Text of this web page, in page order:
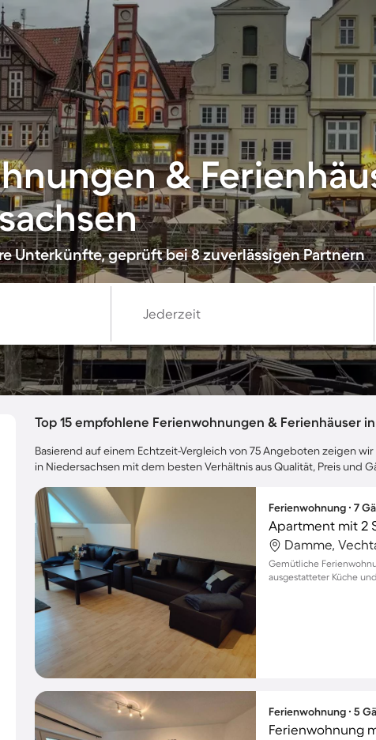
&
Unterkünfte, geprüft bei 8 zuverlässigen Partnern
Jederzeit
Top 15 empfohlene Ferienwohnungen & Ferienhäuser
Basierend auf einem Echtzeit-Vergleich von 75 Angeboten zeigen
in Niedersachsen mit dem besten Verhältnis aus Qualität, Preis und
Ferienwohnung ∙ 7
Apartment mit 2
Damme,
Gemütliche
ausgestatteter Küche
Ferienwohnung ∙ 5
Ferienwohnung